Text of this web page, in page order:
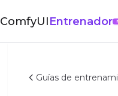
ComfyUIEntrenador
Guías de